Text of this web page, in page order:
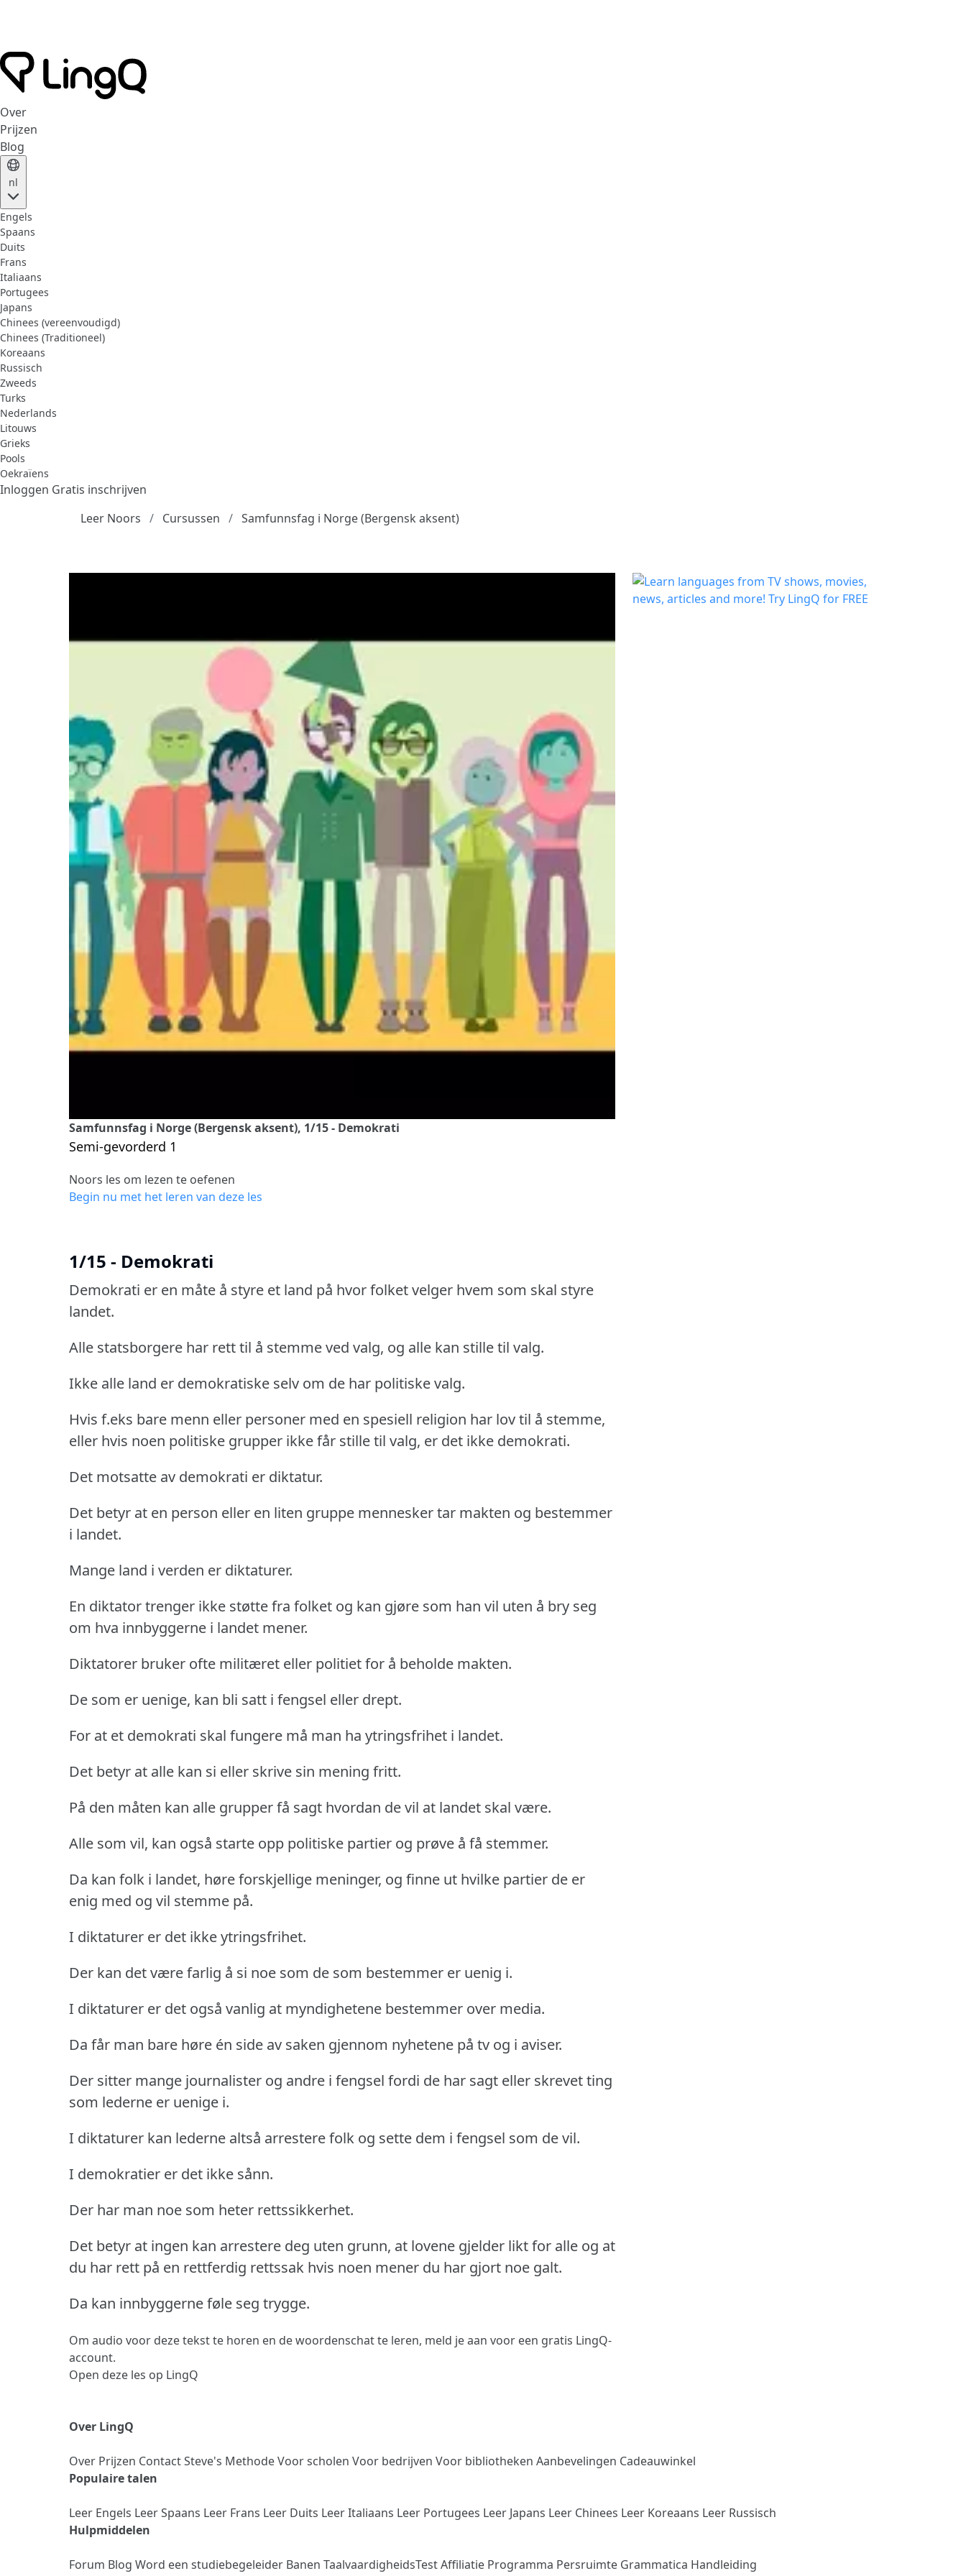
Over
Prijzen
Blog
nl
Engels
Spaans
Duits
Frans
Italiaans
Portugees
Japans
Chinees (vereenvoudigd)
Chinees (Traditioneel)
Koreaans
Russisch
Zweeds
Turks
Nederlands
Litouws
Grieks
Pools
Oekraïens
Inloggen Gratis inschrijven
Leer Noors
Cursussen Samfunnsfag i Norge (Bergensk aksent)
Samfunnsfag i Norge (Bergensk aksent), 1/15 - Demokrati
Semi-gevorderd 1
Noors les om lezen te oefenen
Begin nu met het leren van deze les
1/15 - Demokrati
Demokrati er en måte å styre et land på hvor folket velger hvem som skal styre
landet.
Alle statsborgere har rett til å stemme ved valg, og alle kan stille til valg.
Ikke alle land er demokratiske selv om de har politiske valg.
Hvis f.eks bare menn eller personer med en spesiell religion har lov til å stemme,
eller hvis noen politiske grupper ikke får stille til valg, er det ikke demokrati.
Det motsatte av demokrati er diktatur.
Det betyr at en person eller en liten gruppe mennesker tar makten og bestemmer
i landet.
Mange land i verden er diktaturer.
En diktator trenger ikke støtte fra folket og kan gjøre som han vil uten å bry seg
om hva innbyggerne i landet mener.
Diktatorer bruker ofte militæret eller politiet for å beholde makten.
De som er uenige, kan bli satt i fengsel eller drept.
For at et demokrati skal fungere må man ha ytringsfrihet i landet.
Det betyr at alle kan si eller skrive sin mening fritt.
På den måten kan alle grupper få sagt hvordan de vil at landet skal være.
Alle som vil, kan også starte opp politiske partier og prøve å få stemmer.
Da kan folk i landet, høre forskjellige meninger, og finne ut hvilke partier de er
enig med og vil stemme på.
I diktaturer er det ikke ytringsfrihet.
Der kan det være farlig å si noe som de som bestemmer er uenig i.
I diktaturer er det også vanlig at myndighetene bestemmer over media.
Da får man bare høre én side av saken gjennom nyhetene på tv og i aviser.
Der sitter mange journalister og andre i fengsel fordi de har sagt eller skrevet ting
som lederne er uenige i.
I diktaturer kan lederne altså arrestere folk og sette dem i fengsel som de vil.
I demokratier er det ikke sånn.
Der har man noe som heter rettssikkerhet.
Det betyr at ingen kan arrestere deg uten grunn, at lovene gjelder likt for alle og at
du har rett på en rettferdig rettssak hvis noen mener du har gjort noe galt.
Da kan innbyggerne føle seg trygge.
Om audio voor deze tekst te horen en de woordenschat te leren, meld je aan voor een gratis LingQ-
account.
Open deze les op LingQ
Over LingQ
Over Prijzen ContactSteve's MethodeVoor scholen Voor bedrijven Voor bibliotheken Aanbevelingen Cadeauwinkel
Populaire talen
Leer Engels Leer Spaans Leer Frans Leer Duits Leer Italiaans Leer Portugees Leer Japans Leer Chinees Leer Koreaans Leer Russisch
Hulpmiddelen
Forum Blog Word een studiebegeleider Banen TaalvaardigheidsTestAffiliatie Programma Persruimte Grammatica Handleiding